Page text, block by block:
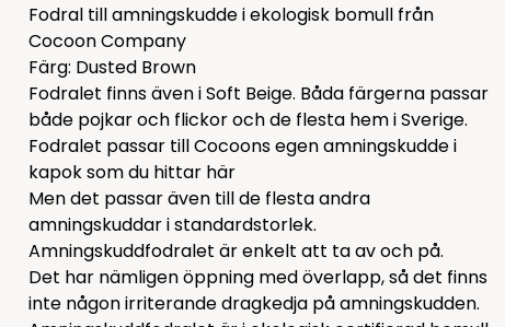
Fodral till amningskudde i ekologisk bomull från
Cocoon Company
Färg: Dusted Brown
Fodralet finns även iSoft Beige. Båda färgerna passar
både pojkar och flickor och de flesta hem i Sverige.
Fodralet passar till Cocoons egen amningskudde i
kapok som du hittar här
Men det passar även till de flesta andra
amningskuddar i standardstorlek.
Amningskuddfodralet är enkelt att ta av och på.
Det har nämligen öppning med överlapp, så det finns
inte någon irriterande dragkedja på amningskudden.